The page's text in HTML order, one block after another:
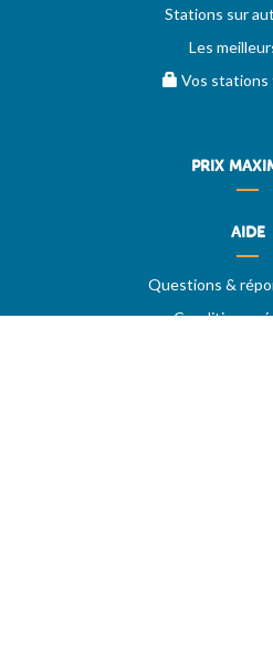
Stations sur
Les
Vos stations
PRIX
AIDE
Questions &
Conditions